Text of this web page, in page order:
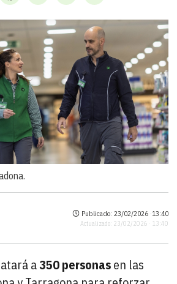
Publicado: 23/02/2026 ·13:40
Actualizado: 23/02/2026 · 13:40
a350 personasen las